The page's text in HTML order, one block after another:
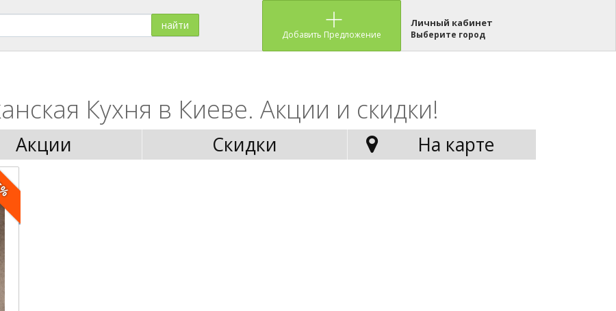
Добавить Предложение
Личный кабинет
Выберите город
Кухня в Киеве. Акции и скидки!
Акции Скидки На карте